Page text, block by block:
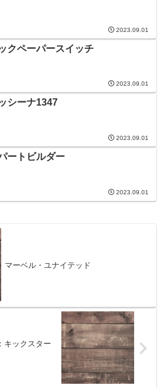
2023.09.01
クペーパースイッチ
2023.09.01
シーナ1347
2023.09.01
ートビルダー
2023.09.01
マーベル・ユナイテッド
キックスター